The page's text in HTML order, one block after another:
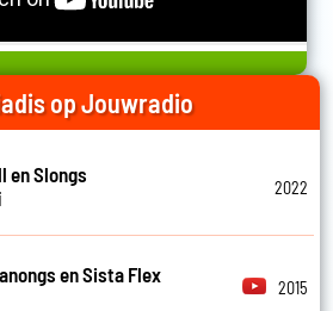
op Jouwradio
en Slongs
2022
en Sista Flex
2015